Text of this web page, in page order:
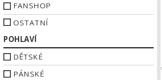
FANSHOP
OSTATNÍ
POHLAVÍ
DĚTSKÉ
PÁNSKÉ